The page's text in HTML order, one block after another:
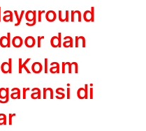
dan
Kolam
di